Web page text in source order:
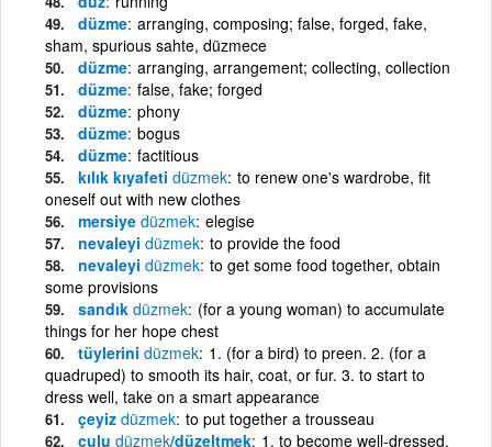
düzme arranging, composing; false, forged, fake,
sham, spurious sahte, düzmece
düzme arranging, arrangement; collecting, collection
düzme false, fake; forged
düzme phony
düzme bogus
düzme factitious
kılık kıyafeti düzmek to renew one's wardrobe, fit
oneself out with new clothes
mersiye düzmek elegise
nevaleyi düzmek to provide the food
nevaleyi düzmek to get some food together, obtain
some provisions
sandık düzmek (for a young woman) to accumulate
things for her hope chest
tüylerini düzmek 1. (for a bird) to preen. 2. (for a
quadruped) to smooth its hair, coat, or fur. 3. to start to
dress well, take on a smart appearance
çeyiz düzmek to put together a trousseau
çulu düzmek/düzeltmek 1. to become well-dressed.